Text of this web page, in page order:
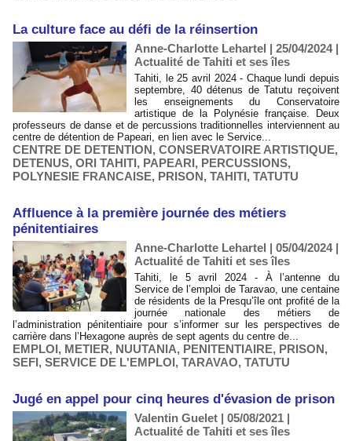
La culture face au défi de la réinsertion
Anne-Charlotte Lehartel | 25/04/2024|
Actualité de Tahiti et ses îles
Tahiti, le 25 avril 2024 - Chaque lundi depuis
septembre, 40 détenus de Tatutu reçoivent
les enseignements du Conservatoire
artistique de la Polynésie française. Deux
professeurs de danse et de percussions traditionnelles interviennent au
centre de détention de Papeari, en lien avec le Service...
CENTRE DE DETENTION, CONSERVATOIRE ARTISTIQUE,
DETENUS, ORI TAHITI, PAPEARI, PERCUSSIONS,
POLYNESIE FRANCAISE, PRISON, TAHITI, TATUTU
Affluence à la première journée des métiers
pénitentiaires
Anne-Charlotte Lehartel | 05/04/2024|
Actualité de Tahiti et ses îles
Tahiti, le 5 avril 2024 - À l’antenne du
Service de l’emploi de Taravao, une centaine
de résidents de la Presqu’île ont profité de la
journée nationale des métiers de
l’administration pénitentiaire pour s’informer sur les perspectives de
carrière dans l’Hexagone auprès de sept agents du centre de...
EMPLOI, METIER, NUUTANIA, PENITENTIAIRE, PRISON,
SEFI, SERVICE DE L'EMPLOI, TARAVAO, TATUTU
Jugé en appel pour cinq heures d'évasion de prison
Valentin Guelet | 05/08/2021 |
Actualité de Tahiti et ses îles